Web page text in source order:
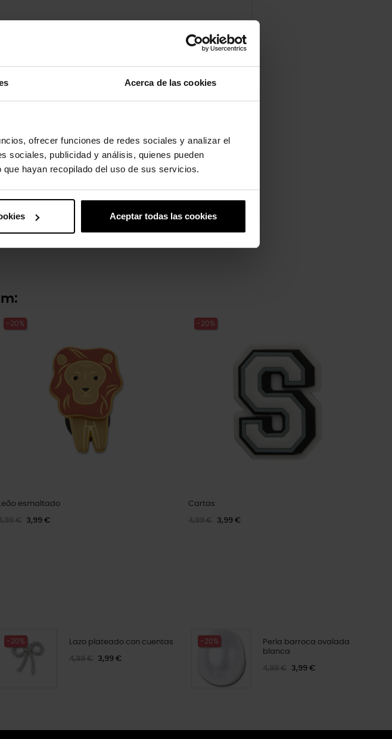
Acerca de las cookies
ofrecer funciones de redes sociales y analizar el
sociales, publicidad y análisis, quienes pueden
hayan recopilado del uso de sus servicios.
Aceptar todas las cookies
3 anos.
-20%
esmaltado
€ 3,99 €
-20%
Cartas
4,99 € 3,99 €
-20% Lazo plateado con cuentas
4,99 € 3,99 €
-20%
Perla barroca ovalada
blanca
4,99 € 3,99 €